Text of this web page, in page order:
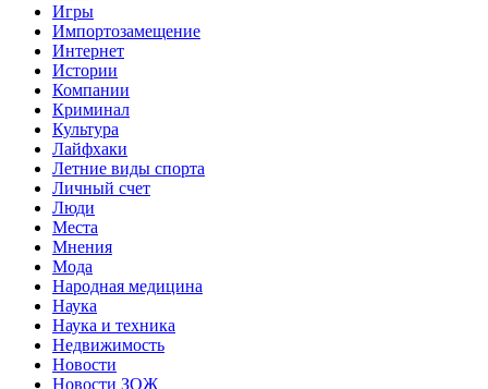
Игры
Импортозамещение
Интернет
Истории
Компании
Криминал
Культура
Лайфхаки
Летние виды спорта
Личный счет
Люди
Места
Мнения
Мода
Народная медицина
Наука
Наука и техника
Недвижимость
Новости
Новости ЗОЖ